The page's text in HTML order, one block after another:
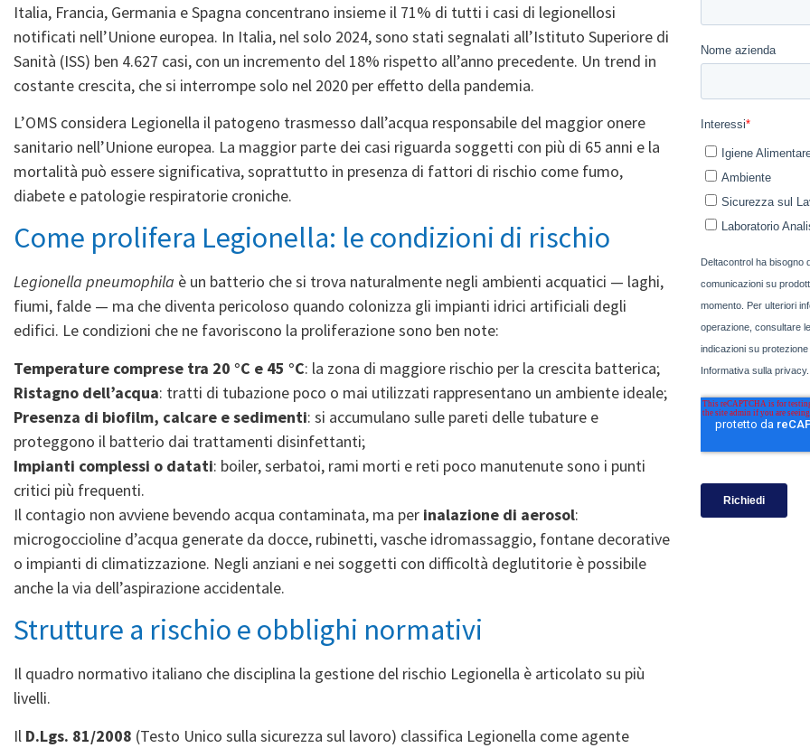
Italia, Francia, Germania e Spagna concentrano insieme il 71% di tutti i casi di legionellosi
notificati nell’Unione europea. In Italia, nel solo 2024, sono stati segnalati all’Istituto Superiore di
Sanità (ISS) ben 4.627 casi, con un incremento del 18% rispetto all’anno precedente. Un trend in
costante crescita, che si interrompe solo nel 2020 per effetto della pandemia.
L’OMS considera Legionella il patogeno trasmesso dall’acqua responsabile del maggior onere
sanitario nell’Unione europea. La maggior parte dei casi riguarda soggetti con più di 65 anni e la
mortalità può essere significativa, soprattutto in presenza di fattori di rischio come fumo,
diabete e patologie respiratorie croniche.
Come prolifera Legionella: le condizioni di rischio
Legionella pneumophila è un batterio che si trova naturalmente negli ambienti acquatici — laghi,
fiumi, falde — ma che diventa pericoloso quando colonizza gli impianti idrici artificiali degli
edifici. Le condizioni che ne favoriscono la proliferazione sono ben note:
Temperature comprese tra 20 °C e 45 °C: la zona di maggiore rischio per la crescita batterica;
Ristagno dell’acqua: tratti di tubazione poco o mai utilizzati rappresentano un ambiente ideale;
Presenza di biofilm, calcare e sedimenti: si accumulano sulle pareti delle tubature e
proteggono il batterio dai trattamenti disinfettanti;
Impianti complessi o datati: boiler, serbatoi, rami morti e reti poco manutenute sono i punti
critici più frequenti.
Il contagio non avviene bevendo acqua contaminata, ma per inalazione di aerosol:
microgoccioline d’acqua generate da docce, rubinetti, vasche idromassaggio, fontane decorative
o impianti di climatizzazione. Negli anziani e nei soggetti con difficoltà deglutitorie è possibile
anche la via dell’aspirazione accidentale.
Strutture a rischio e obblighi normativi
Il quadro normativo italiano che disciplina la gestione del rischio Legionella è articolato su più
livelli.
Il D.Lgs. 81/2008 (Testo Unico sulla sicurezza sul lavoro) classifica Legionella come agente